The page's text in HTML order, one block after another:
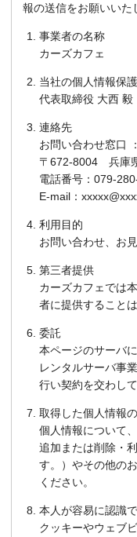
報の送信をお願いいた
事業者の名称
カーズカフェ
当社の個人情報保
代表取締役 大西 毅
連絡先
お問い合わせ窓口
〒672-8004 兵庫
電話番号：079-
E-mail：
利用目的
お問い合わせ、お
第三者提供
カーズカフェでは
者に提供すること
委託
本ページのサーバ
レンタルサーバ事
行い契約を交わして
取得した個人情報
個人情報について
追加または削除・
す。）やその他の
ください。
本人が容易に認識
クッキーやウェブ